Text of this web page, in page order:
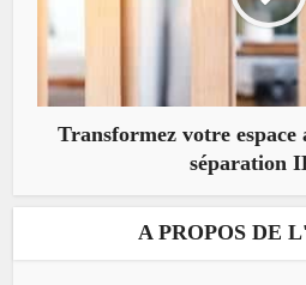
Transformez votre espace
séparation
A PROPOS DE